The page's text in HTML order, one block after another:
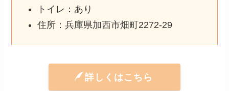
トイレ：あり
住所：兵庫県加西市畑町2272-29
詳しくはこちら